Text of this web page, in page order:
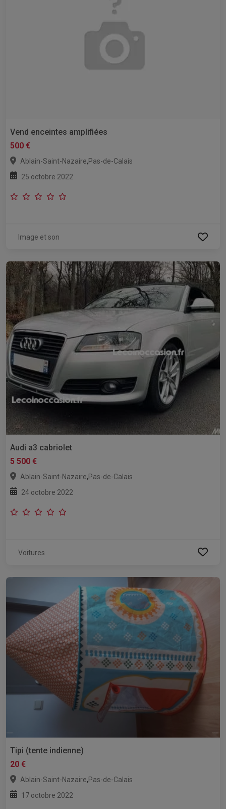
Vend enceintes amplifiées
500 €
Ablain-Saint-Nazaire,Pas-de-Calais
25 octobre 2022
Image et son
Audi a3 cabriolet
5 500 €
Ablain-Saint-Nazaire,Pas-de-Calais
24 octobre 2022
Voitures
Tipi (tente indienne)
20 €
Ablain-Saint-Nazaire,Pas-de-Calais
17 octobre 2022